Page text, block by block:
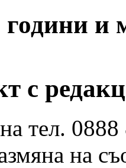
и
с
тел.
на